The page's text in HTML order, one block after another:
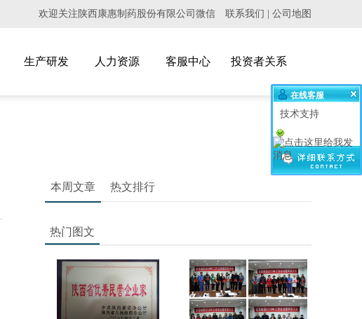
欢迎关注陕西康惠制药股份有限公司微信 联系我们 公司地图
生产研发 人力资源 客服中心 投资者关系
本周文章 热文排行
热门图文
在线客服
技术支持